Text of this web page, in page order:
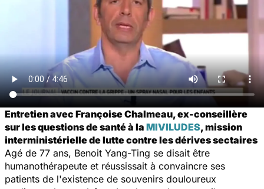
Entretien avec Françoise Chalmeau, ex-conseillère
sur les questions de santé à la MIVILUDES, mission
interministérielle de lutte contre les dérives sectaires
Agé de 77 ans, Benoit Yang-Ting se disait être
humanothérapeute et réussissait à convaincre ses
patients de l'existence de souvenirs douloureux